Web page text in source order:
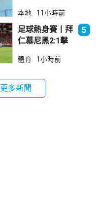
業失當除牌1個
月
本地 11小時前
足球熱身賽丨拜
仁慕尼黑2:1擊
5
體育 1小時前
更多新聞